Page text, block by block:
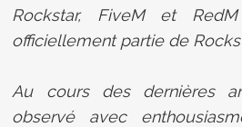
Rockstar, FiveM et
officiellement partie de
Au cours des dernières
observé avec